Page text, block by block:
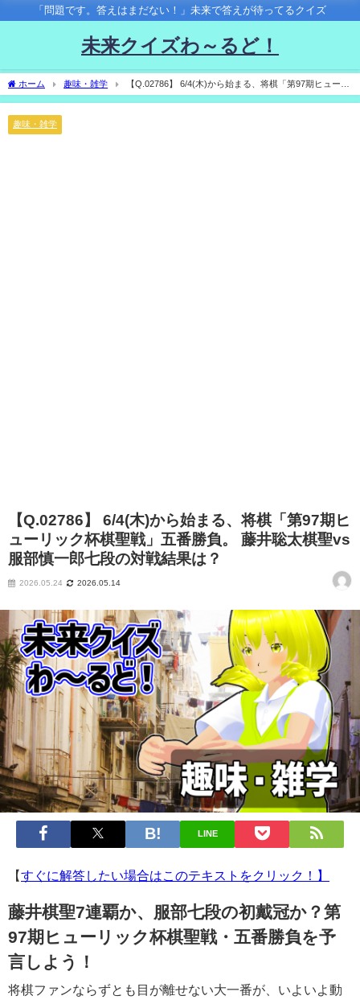
「問題です。答えはまだない！」未来で答えが待ってるクイズ
未来クイズわ～るど！
ホーム 趣味・雑学
【Q.02786】 6/4(木)から始まる、将棋「第97期ヒューリ
ック杯棋聖戦」五番勝負。 藤井聡太棋聖vs服部慎一郎七段の対戦結果は？
趣味・雑学
【Q.02786】 6/4(木)から始まる、将棋「第97期ヒ
ューリック杯棋聖戦」五番勝負。 藤井聡太棋聖vs
服部慎一郎七段の対戦結果は？
2026.05.24 2026.05.14
LINE
【すぐに解答したい場合はこのテキストをクリック！】
藤井棋聖7連覇か、服部七段の初戴冠か？第
97期ヒューリック杯棋聖戦・五番勝負を予
言しよう！
将棋ファンならずとも目が離せない大一番が、いよいよ動